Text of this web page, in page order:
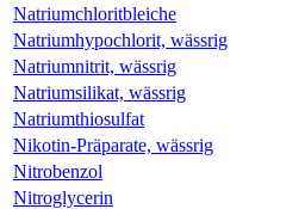
Natriumchloritbleiche
Natriumhypochlorit, wässrig
Natriumnitrit, wässrig
Natriumsilikat, wässrig
Natriumthiosulfat
Nikotin-Präparate, wässrig
Nitrobenzol
Nitroglycerin